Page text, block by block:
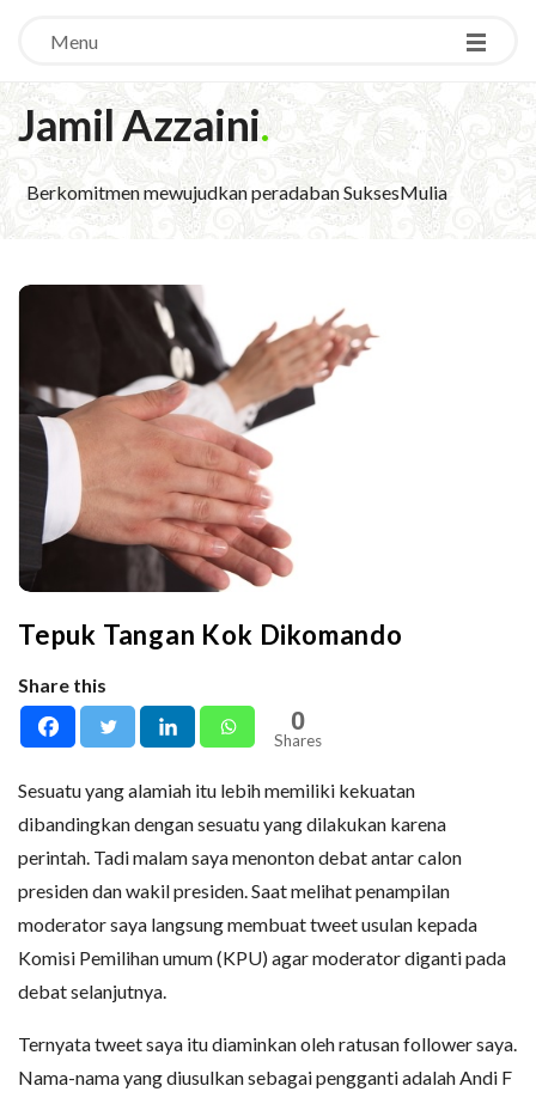
Menu
Jamil Azzaini.
Berkomitmen mewujudkan peradaban SuksesMulia
Tepuk Tangan Kok Dikomando
Share this
0
Shares
Sesuatu yang alamiah itu lebih memiliki kekuatan
dibandingkan dengan sesuatu yang dilakukan karena
perintah. Tadi malam saya menonton debat antar calon
presiden dan wakil presiden. Saat melihat penampilan
moderator saya langsung membuat tweet usulan kepada
Komisi Pemilihan umum (KPU) agar moderator diganti pada
debat selanjutnya.
Ternyata tweet saya itu diaminkan oleh ratusan follower saya.
Nama-nama yang diusulkan sebagai pengganti adalah Andi F